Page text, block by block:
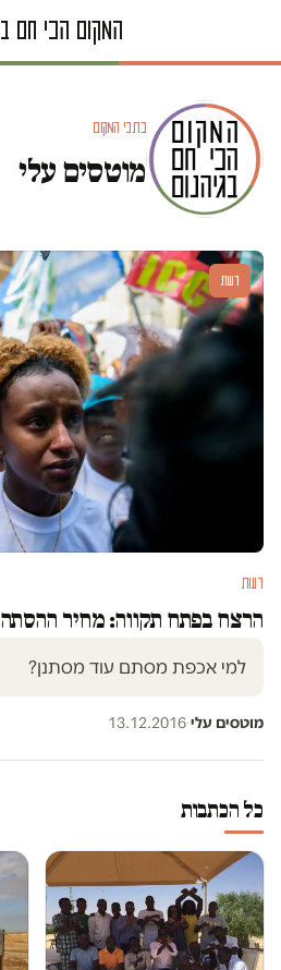
כתבי המקום
מוטסים עלי
דעות
דעות
הרצח בפתח תקווה: מחיר
למי אכפת מסתם עוד מסתנן?
מוטסים עלי·
13.12.2016
כל הכתבות